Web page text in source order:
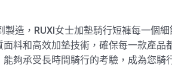
造，RUXI女士加墊騎行短褲每一個
料和高效加墊技術，確保每一款產品
夠承受長時間騎行的考驗，成為您騎